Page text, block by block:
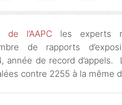
de l’AAPCles experts
de rapports
année de record d’appels.
contre 2255 à la même